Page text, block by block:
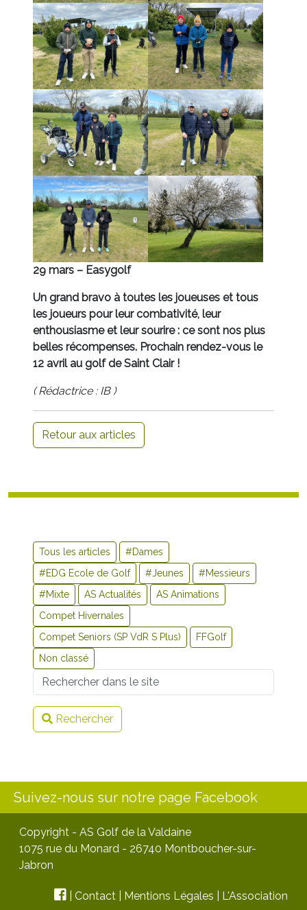
29 mars – Easygolf
Un grand bravo à toutes les joueuses et tous
les joueurs pour leur combativité, leur
enthousiasme et leur sourire : ce sont nos plus
belles récompenses. Prochain rendez-vous le
12 avril au golf de Saint Clair !
( Rédactrice : IB )
Retour aux articles
Tous les articles
#Dames
#EDG Ecole de Golf
#Jeunes
#Messieurs
#Mixte
AS Actualités
AS Animations
Compet Hivernales
Compet Seniors (SP VdR S Plus)
FFGolf
Non classé
Username
Rechercher
Suivez-nous sur notre page Facebook
Copyright - AS Golf de la Valdaine
1075 rue du Monard - 26740 Montboucher-sur-
Jabron
Contact Mentions Légales L'Association